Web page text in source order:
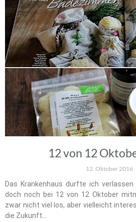
12 von 12
12. Oktober 2016
Das Krankenhaus durfte ich
doch noch bei 12 von 12 Oktober
zwar nicht viel los, aber vielleicht
die Zukunft…